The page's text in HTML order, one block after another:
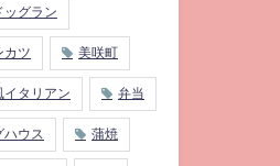
ッグラン
カツ 美咲町
イタリアン 弁当
ハウス 蒲焼